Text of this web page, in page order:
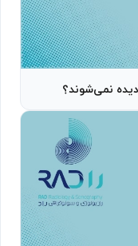
نمی‌شوند؟